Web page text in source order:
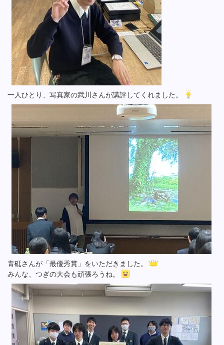
一人ひとり、写真家の武川さんが講評してくれました。
青砥さんが「最優秀賞」をいただきました。
みんな、つぎの大会も頑張ろうね。